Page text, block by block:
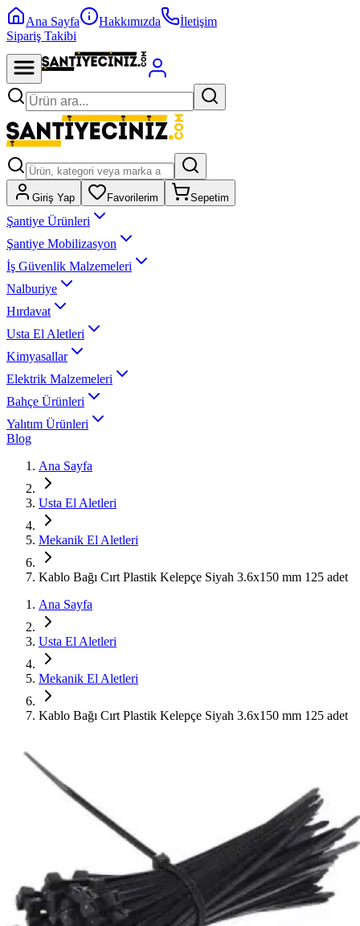
Ana Sayfa Hakkımızda
İletişim
Sipariş Takibi
Giriş Yap Favorilerim Sepetim
Şantiye Ürünleri
Şantiye Mobilizasyon
İş Güvenlik Malzemeleri
Nalburiye
Hırdavat
Usta El Aletleri
Kimyasallar
Elektrik Malzemeleri
Bahçe Ürünleri
Yalıtım Ürünleri
Blog
Ana Sayfa
Usta El Aletleri
Mekanik El Aletleri
Kablo Bağı Cırt Plastik Kelepçe Siyah 3.6x150 mm 125 adet
Ana Sayfa
Usta El Aletleri
Mekanik El Aletleri
Kablo Bağı Cırt Plastik Kelepçe Siyah 3.6x150 mm 125 adet